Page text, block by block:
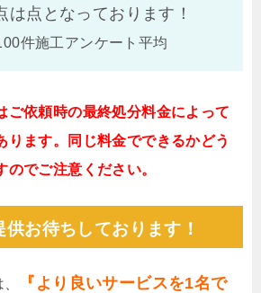
は点となっております！
件施工アンケート平均
依頼時の最終処分料金によって
ります。同じ料金でできるかどう
でご注意ください。
お待ちしております！
『より良いサービスを1名で